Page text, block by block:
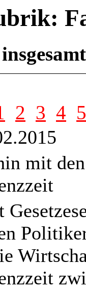
2 3 4 5
mit